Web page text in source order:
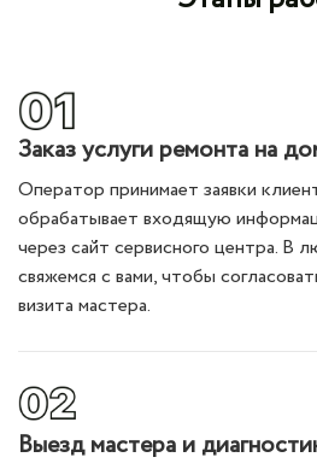
Заказ услуги ремонта на
Оператор принимает заявки
обрабатывает входящую
через сайт сервисного центра. В
свяжемся с вами, чтобы
визита мастера.
Выезд мастера и